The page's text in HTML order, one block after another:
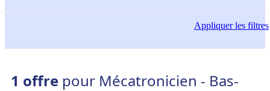
Appliquerles filtres
1 offre pour Mécatronicien - Bas-